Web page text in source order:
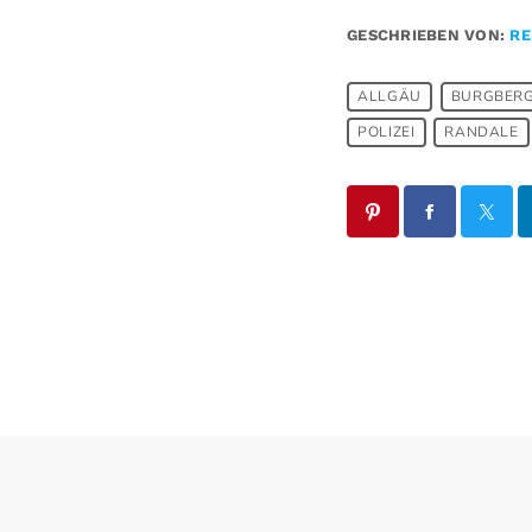
GESCHRIEBEN VON:
ALLGÄU BURGBERG
POLIZEI
RANDALE